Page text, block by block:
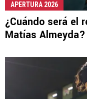
APERTURA 2026
¿Cuándo será el
Matías Almeyda?